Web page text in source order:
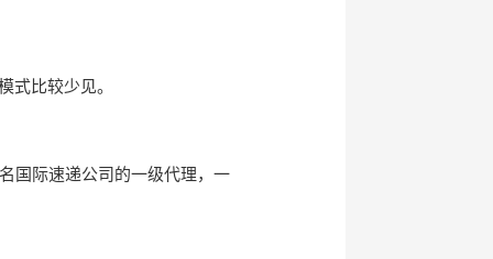
式比较少见。
国际速递公司的一级代理，一